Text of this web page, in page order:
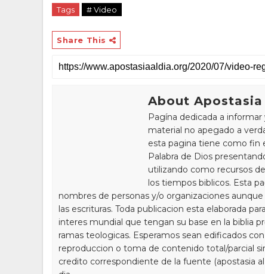
Tags # Video
Share This
About
Pagína dedicada a
material no apegado a
esta pagina tiene como fin
Palabra de Dios
utilizando como recursos
los tiempos biblicos. Esta
nombres de personas y/o organizaciones
las escrituras. Toda publicacion esta elaborada
interes mundial que tengan su base en la biblia
ramas teologicas. Esperamos sean edificados
reproduccion o toma de contenido total/parcial
credito correspondiente de la fuente (apostasia